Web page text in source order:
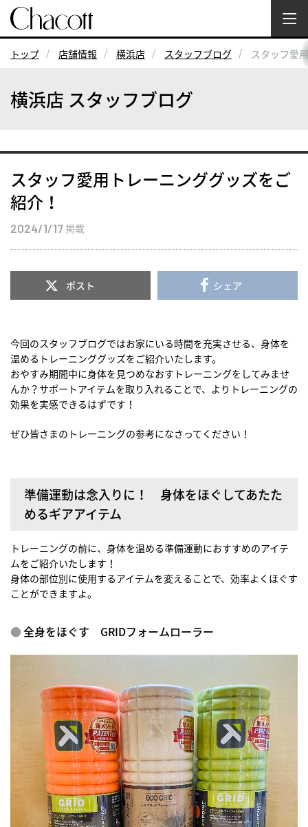
トップ 店舗情報 横浜店 スタッフブログ スタッフ愛
横浜店 スタッフブログ
スタッフ愛用トレーニンググッズをご
紹介！
2024/1/17掲載
ポスト シェア
今回のスタッフブログではお家にいる時間を充実させる、身体を
温めるトレーニンググッズをご紹介いたします。
おやすみ期間中に身体を見つめなおすトレーニングをしてみませ
んか？サポートアイテムを取り入れることで、よりトレーニングの
効果を実感できるはずです！
ぜひ皆さまのトレーニングの参考になさってください！
準備運動は念入りに！ 身体をほぐしてあたた
めるギアアイテム
トレーニングの前に、身体を温める準備運動におすすめのアイテ
ムをご紹介いたします！
身体の部位別に使用するアイテムを変えることで、効率よくほぐす
ことができますよ。
全身をほぐす GRIDフォームローラー